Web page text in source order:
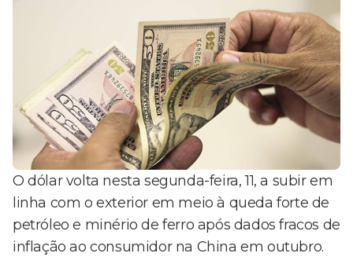
O dólar volta nesta segunda-feira, 11, a subir em
linha com o exterior em meio à queda forte de
petróleo e minério de ferro após dados fracos de
inflação ao consumidor na China em outubro.